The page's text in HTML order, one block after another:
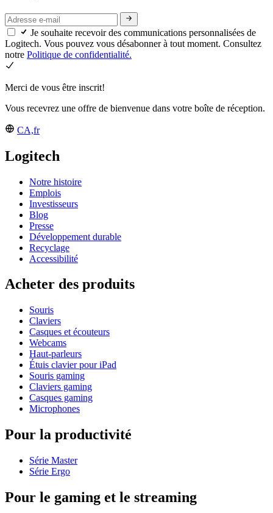
Je souhaite recevoir des communications personnalisées de
Logitech. Vous pouvez vous désabonner à tout moment. Consultez
notre Politique de confidentialité.
Merci de vous être inscrit!
Vous recevrez une offre de bienvenue dans votre boîte de réception.
CA,fr
Logitech
Notre histoire
Emplois
Investisseurs
Blog
Presse
Développement durable
Recyclage
Accessibilité
Acheter des produits
Souris
Claviers
Casques et écouteurs
Webcams
Haut-parleurs
Étuis clavier pour iPad
Souris gaming
Claviers gaming
Casques gaming
Microphones
Pour la productivité
Série Master
Série Ergo
Pour le gaming et le streaming